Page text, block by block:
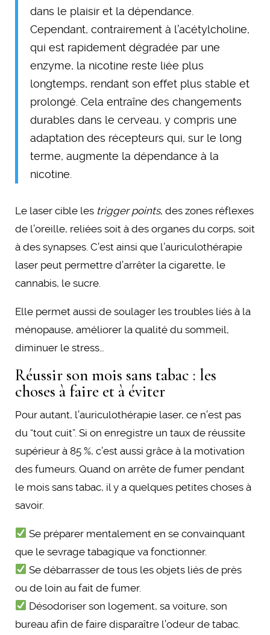
dans le plaisir et la dépendance.
Cependant, contrairement à l’acétylcholine,
qui est rapidement dégradée par une
enzyme, la nicotine reste liée plus
longtemps, rendant son effet plus stable et
prolongé. Cela entraîne des changements
durables dans le cerveau, y compris une
adaptation des récepteurs qui, sur le long
terme, augmente la dépendance à la
nicotine.
Le laser cible les trigger points, des zones réflexes
de l’oreille, reliées soit à des organes du corps, soit
à des synapses. C’est ainsi que l’auriculothérapie
laser peut permettre d’arrêter la cigarette, le
cannabis, le sucre.
Elle permet aussi de soulager les troubles liés à la
ménopause, améliorer la qualité du sommeil,
diminuer le stress…
Réussir son mois sans tabac : les
choses à faire et à éviter
Pour autant, l’auriculothérapie laser, ce n’est pas
du “tout cuit”. Si on enregistre un taux de réussite
supérieur à 85 %, c’est aussi grâce à la motivation
des fumeurs. Quand on arrête de fumer pendant
le mois sans tabac, il y a quelques petites choses à
savoir.
Se préparer mentalement en se convainquant
que le sevrage tabagique va fonctionner.
Se débarrasser de tous les objets liés de près
ou de loin au fait de fumer.
Désodoriser son logement, sa voiture, son
bureau afin de faire disparaître l’odeur de tabac.